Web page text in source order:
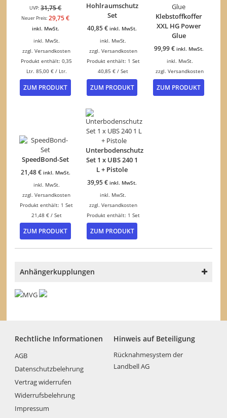
UVP: 31,75€Ursprünglicher
Preis
Neuer Preis: 29,75€Aktueller
inkl. MwSt.
inkl. MwSt.
zzgl.Versandkosten
Produkt enthält: 0,35
Ltr. 85,00 €/ Ltr.
ZUM PRODUKT
Hohlraumschutz
Set
40,85€ inkl. MwSt.
inkl. MwSt.
zzgl. Versandkosten
Produkt enthält: 1 Set
40,85€ /Set
ZUM PRODUKT
Klebstoffkoffer
XXL HG Power
Glue
99,99€ inkl. MwSt.
inkl. MwSt.
zzgl.Versandkosten
ZUM PRODUKT
SpeedBond-Set
21,48€ inkl. MwSt.
inkl. MwSt.
zzgl.Versandkosten
Produkt enthält: 1Set
21,48 €/ Set
ZUM PRODUKT
Unterbodenschutz
Set 1 x UBS 240 1
L + Pistole
39,95€ inkl. MwSt.
inkl. MwSt.
zzgl. Versandkosten
Produkt enthält: 1 Set
ZUM PRODUKT
Anhängerkupplungen
Rechtliche Informationen
AGB
Datenschutzbelehrung
Vertrag widerrufen
Widerrufsbelehrung
Impressum
Hinweis auf Beteiligung
Rücknahmesystem der
Landbell AG